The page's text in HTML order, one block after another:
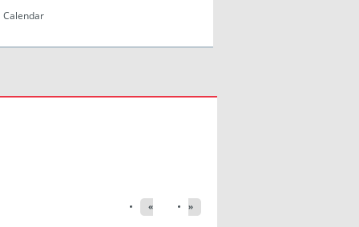
Calendar
« »